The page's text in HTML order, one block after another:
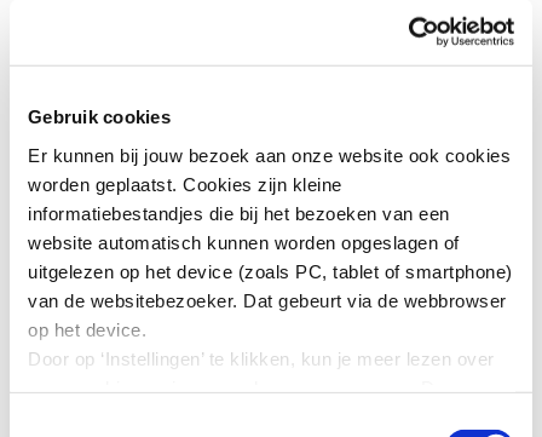
Gebruik cookies
Er kunnen bij jouw bezoek aan onze website ook cookies
worden geplaatst. Cookies zijn kleine
informatiebestandjes die bij het bezoeken van een
website automatisch kunnen worden opgeslagen of
uitgelezen op het device (zoals PC, tablet of smartphone)
van de websitebezoeker. Dat gebeurt via de webbrowser
op het device.
Door op ‘Instellingen’ te klikken, kun je meer lezen over
werkgevers steeds meer belang
in het bemiddelen van potentiële
werknemers naar werk. Zij richten
zich in het bijzonder op
nieuwkomers; mensen die niet in
Nederland geboren zijn, maar
hiernaartoe zijn gekomen om
interessant maakt, is dat beide